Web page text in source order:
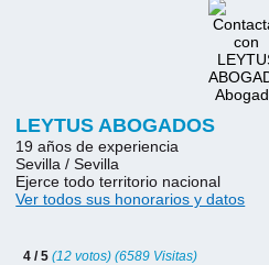
LEYTUS ABOGADOS
19 años de experiencia
Sevilla / Sevilla
Ejerce todo territorio nacional
Ver todos sus honorarios y datos
4 / 5(12 votos) (6589 Visitas)